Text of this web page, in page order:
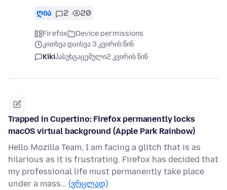
ღია 2 20
Firefox
Device permissions
კითხვა დაისვა 3 კვირის წინ
Kikiპასუხგაცემული2 კვირის წინ
Trapped in Cupertino: Firefox permanently locks
macOS virtual background (Apple Park Rainbow)
Hello Mozilla Team, I am facing a glitch that is as
hilarious as it is frustrating. Firefox has decided that
my professional life must permanently take place
under a mass… (ვრცლად)